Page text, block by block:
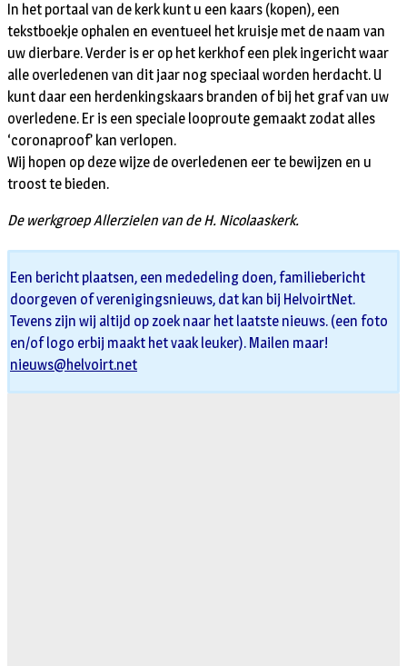
In het portaal van de kerk kunt u een kaars (kopen), een
tekstboekje ophalen en eventueel het kruisje met de naam van
uw dierbare. Verder is er op het kerkhof een plek ingericht waar
alle overledenen van dit jaar nog speciaal worden herdacht. U
kunt daar een herdenkingskaars branden of bij het graf van uw
overledene. Er is een speciale looproute gemaakt zodat alles
‘coronaproof’ kan verlopen.
Wij hopen op deze wijze de overledenen eer te bewijzen en u
troost te bieden.
De werkgroep Allerzielen van de H. Nicolaaskerk.
Een bericht plaatsen, een mededeling doen, familiebericht
doorgeven of verenigingsnieuws, dat kan bij HelvoirtNet.
Tevens zijn wij altijd op zoek naar het laatste nieuws. (een foto
en/of logo erbij maakt het vaak leuker). Mailen maar!
nieuws@helvoirt.net